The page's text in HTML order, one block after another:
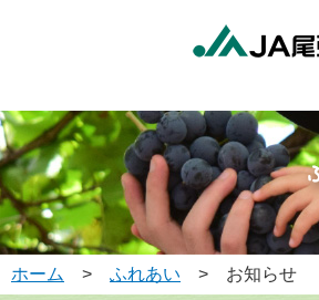
ホーム > ふれあい > お知らせ